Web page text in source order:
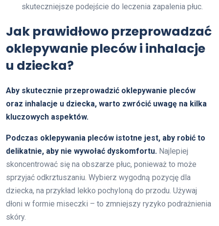
skuteczniejsze podejście do leczenia zapalenia płuc.
Jak prawidłowo przeprowadzać
oklepywanie pleców i inhalacje
u dziecka?
Aby skutecznie przeprowadzić oklepywanie pleców
oraz inhalacje u dziecka, warto zwrócić uwagę na kilka
kluczowych aspektów.
Podczas oklepywania pleców istotne jest, aby robić to
delikatnie, aby nie wywołać dyskomfortu. Najlepiej
skoncentrować się na obszarze płuc, ponieważ to może
sprzyjać odkrztuszaniu. Wybierz wygodną pozycję dla
dziecka, na przykład lekko pochyloną do przodu. Używaj
dłoni w formie miseczki – to zmniejszy ryzyko podrażnienia
skóry.